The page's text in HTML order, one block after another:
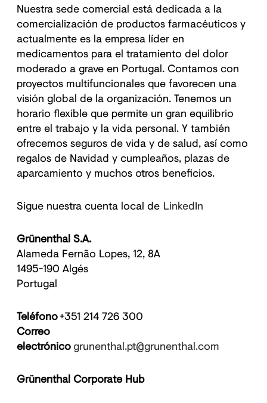
Nuestra sede comercial está dedicada a la
comercialización de productos farmacéuticos y
actualmente es la empresa líder en
medicamentos para el tratamiento del dolor
moderado a grave en Portugal. Contamos con
proyectos multifuncionales que favorecen una
visión global de la organización. Tenemos un
horario flexible que permite un gran equilibrio
entre el trabajo y la vida personal. Y también
ofrecemos seguros de vida y de salud, así como
regalos de Navidad y cumpleaños, plazas de
aparcamiento y muchos otros beneficios.
Sigue nuestra cuenta local de LinkedIn
Grünenthal S.A.
Alameda Fernão Lopes, 12, 8A
1495-190 Algés
Portugal
Teléfono+351 214 726 300
Correo
electrónicogrunenthal.pt@grunenthal.com
Grünenthal Corporate Hub